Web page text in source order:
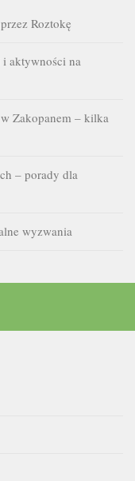
Roztokę
aktywności na
Zakopanem – kilka
– porady dla
wyzwania